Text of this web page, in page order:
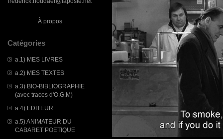
À propos
Catégories
a.1) MES LIVRES
a.2) MES TEXTES
a.3) BIO-BIBLIOGRAPHIE
(avec traces d'O.G.M)
a.4) EDITEUR
a.5) ANIMATEUR DU
CABARET POETIQUE